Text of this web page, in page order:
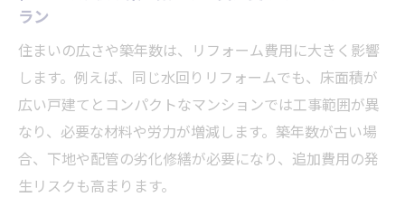
部分リフォームプランを選ぶ際の注意点と
費用感
リフォームプラン比較で無駄な費用を省く
コツ
ラン
住まいの広さや築年数は、リフォーム費用に大きく影響
します。例えば、同じ水回りリフォームでも、床面積が
広い戸建てとコンパクトなマンションでは工事範囲が異
なり、必要な材料や労力が増減します。築年数が古い場
合、下地や配管の劣化修繕が必要になり、追加費用の発
生リスクも高まります。